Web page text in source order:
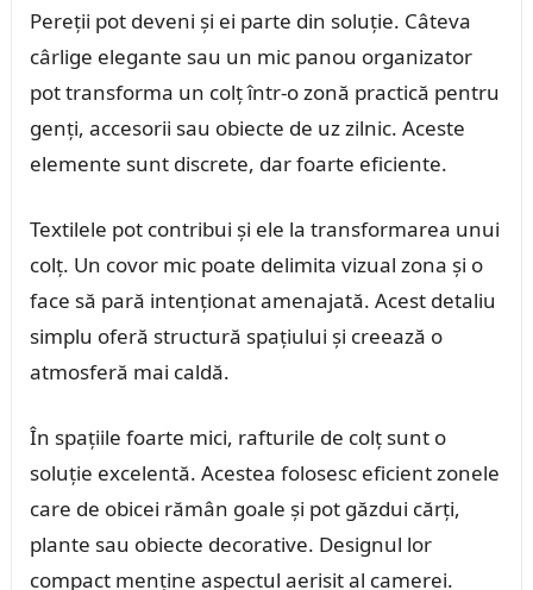
Pereții pot deveni și ei parte din soluție. Câteva
cârlige elegante sau un mic panou organizator
pot transforma un colț într-o zonă practică pentru
genți, accesorii sau obiecte de uz zilnic. Aceste
elemente sunt discrete, dar foarte eficiente.
Textilele pot contribui și ele la transformarea unui
colț. Un covor mic poate delimita vizual zona și o
face să pară intenționat amenajată. Acest detaliu
simplu oferă structură spațiului și creează o
atmosferă mai caldă.
În spațiile foarte mici, rafturile de colț sunt o
soluție excelentă. Acestea folosesc eficient zonele
care de obicei rămân goale și pot găzdui cărți,
plante sau obiecte decorative. Designul lor
compact menține aspectul aerisit al camerei.